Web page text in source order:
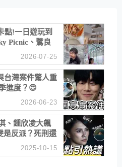
點!一日遊玩到
Picnic、鷺良
王》拍攝地、漢
2026-07-25
台灣案件驚人重
進度？😍
2026-06-23
、鍾欣凌大飆
是反派？死刑還
2025-10-15